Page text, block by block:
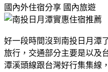
國內外住宿分享 國內旅遊
好一段時間沒到南投日月潭
旅行，交通部分主要是以及
潭溪頭線跟台灣好行集集線